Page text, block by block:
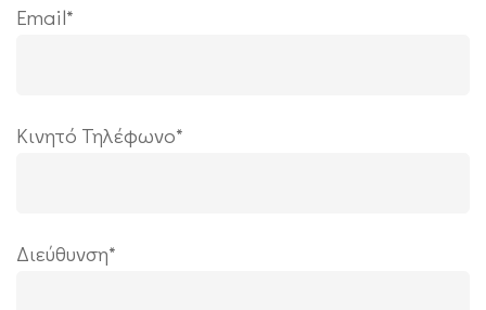
Εmail*
Κινητό Τηλέφωνο*
Διεύθυνση*